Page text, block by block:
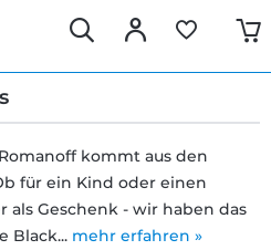
kommt aus den
für ein Kind oder einen
als Geschenk - wir haben das
Black... mehr erfahren »